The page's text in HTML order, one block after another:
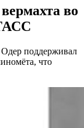
во
Одер поддерживал
что